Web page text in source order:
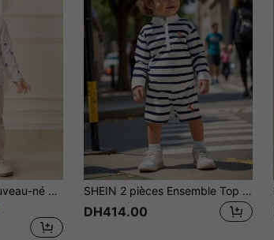
SHEIN Ensemble nouveau-né garçon printemps et automne avec t-shirt à col entrouvert à manches longues et pantalon droit à taille élastique. Design simple imprimé bateau, style décontracté et élégant
SHEIN 2 pièces Ensemble Top à manches longues et shorts rayés pour bébé garçon/fille, minimaliste casual, doux et confortable, convient pour une utilisation quotidienne, l'école, l'extérieur, les loisirs, les sports pour tout-petits et nourrissons, été
DH414.00